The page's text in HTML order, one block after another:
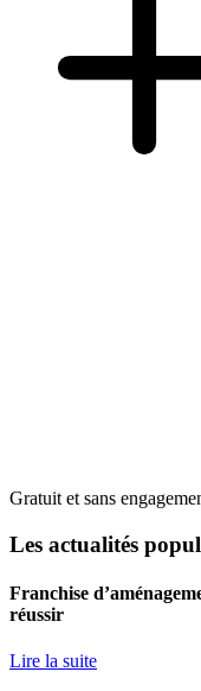
Gratuit et sans
Les actualités
Franchise
réussir
Lire la suite